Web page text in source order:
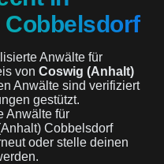
Anwälte für
von Coswig (Anhalt)
Anwälte sind verifiziert
gestützt.
Anwälte für
Cobbelsdorf
oder stelle deinen